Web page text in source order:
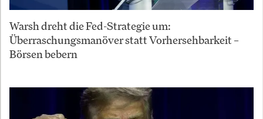
Warsh dreht die Fed-Strategie um:
Überraschungsmanöver statt Vorhersehbarkeit –
Börsen bebern